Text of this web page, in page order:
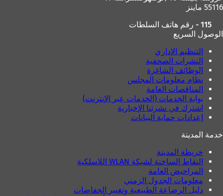
55116 ماينز
115 - رقم هاتف السلطات
الوصول السريع
التنظيم الإداري
النشرات الصحفية
الوظائف الشاغرة
نظام معلومات المجلس
المناقصات العامة
بوابة الخدمات (الخدمات عبر الإنترنت)
اشترك في نشرتنا الإخبارية
إعدادات حماية البيانات
خدمة المدينة
خريطة المدينة
النقاط الساخنة لشبكة WLAN اللاسلكية
المراحيض العامة
معلومات الجدول الزمني
دليل الرضاعة الطبيعية وتغيير الحفاضات